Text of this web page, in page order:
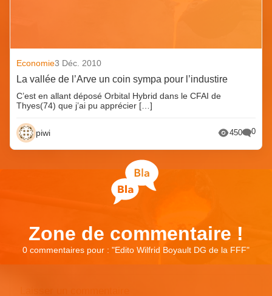
Economie3 Déc. 2010
La vallée de l’Arve un coin sympa pour l’industire
C’est en allant déposé Orbital Hybrid dans le CFAI de
Thyes(74) que j’ai pu apprécier […]
piwi 450 0
Zone de commentaire !
0 commentaires pour : "Edito Wilfrid Boyault DG de la FFF"